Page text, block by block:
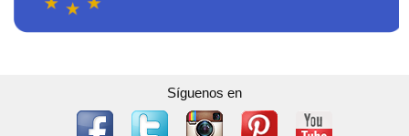
Síguenos en